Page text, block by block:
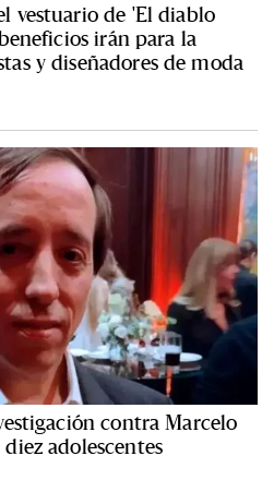
vestuario de 'El diablo
irán para la
y diseñadores de moda
contra Marcelo
adolescentes